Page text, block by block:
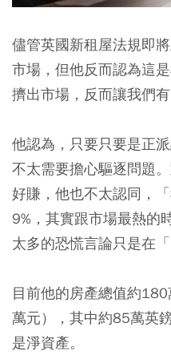
儘管英國新租屋法規即
市場，但他反而認為這
擠出市場，反而讓我們
他認為，只要只要是正
不太需要擔心驅逐問題
好賺，他也不太認同，
9%，其實跟市場最熱的
太多的恐慌言論只是在「
目前他的房產總值約
萬元），其中約85萬英
是淨資產。